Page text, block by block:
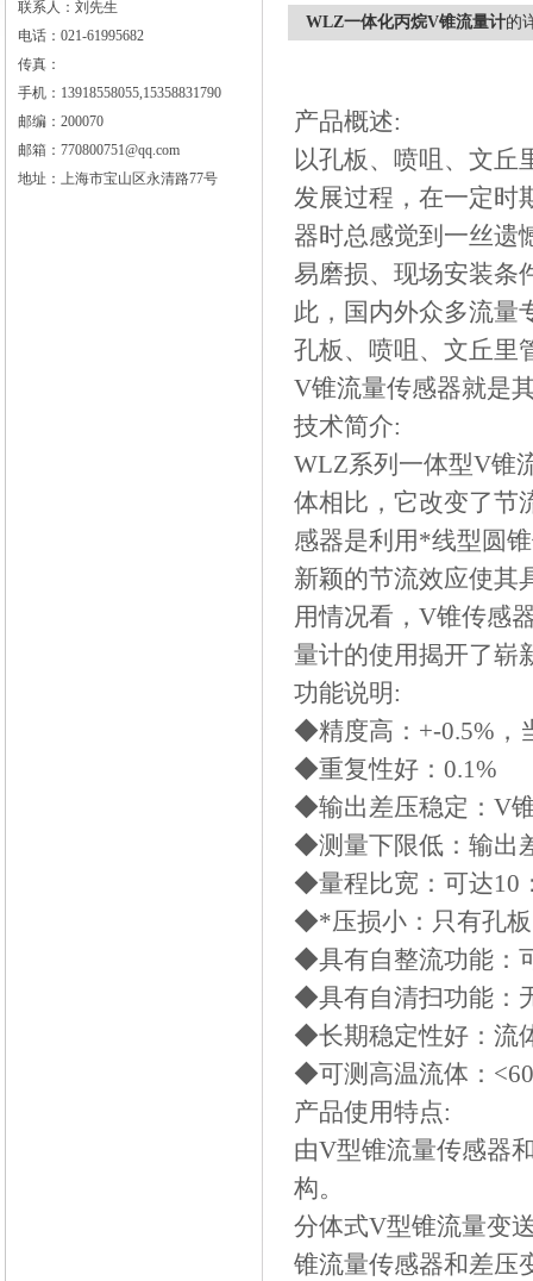
联系人：刘先生
电话：021-61995682
传真：
手机：13918558055,15358831790
邮编：200070
邮箱：770800751@qq.com
地址：上海市宝山区永清路77号
WLZ一体化丙烷V锥流量计的
产品概述:
以孔板、喷咀、文丘
发展过程，在一定时
器时总感觉到一丝遗
易磨损、现场安装条
此，国内外众多流量
孔板、喷咀、文丘里
V锥流量传感器就是
技术简介:
WLZ系列一体型V锥
体相比，它改变了节
感器是利用*线型圆
新颖的节流效应使其
用情况看，V锥传感
量计的使用揭开了崭
功能说明:
◆精度高：+-0.5%，
◆重复性好：0.1%
◆输出差压稳定：V
◆测量下限低：输出
◆量程比宽：可达10
◆*压损小：只有孔板
◆具有自整流功能：
◆具有自清扫功能：
◆长期稳定性好：流
◆可测高温流体：
产品使用特点:
由V型锥流量传感器
构。
分体式V型锥流量变
锥流量传感器和差压